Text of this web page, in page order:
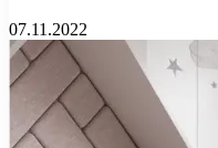
07.11.2022